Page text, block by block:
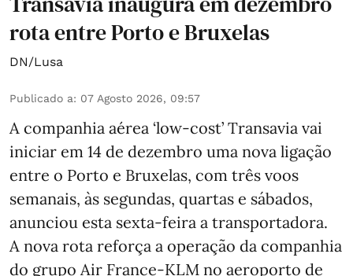
rota entre Porto e Bruxelas
DN/Lusa
Publicado a: 07 Agosto 2026, 09:57
A companhia aérea ‘low-cost’ Transavia vai
iniciar em 14 de dezembro uma nova ligação
entre o Porto e Bruxelas, com três voos
semanais, às segundas, quartas e sábados,
anunciou esta sexta-feira a transportadora.
A nova rota reforça a operação da companhia
do grupo Air France-KLM no aeroporto de